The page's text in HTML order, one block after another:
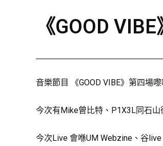
《GOOD
音樂節目 《GOOD VIBE》第四場
今次有Mike曾比特、P1X3L同石
今次Live 會喺UM Webzine、谷